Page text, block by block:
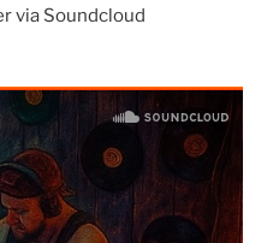
via Soundcloud